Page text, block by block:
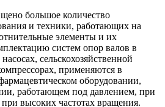
большое количество
и техники, работающих на
элементы и их
систем опор валов в
сельскохозяйственной
применяются в
оборудовании,
работающем под давлением, при
высоких частотах вращения.